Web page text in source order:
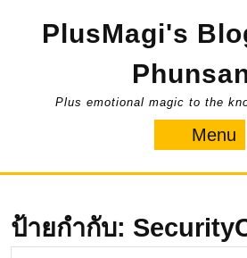
PlusMagi's
Plus emotional magic to the
Menu
ป้ายกำกับ: